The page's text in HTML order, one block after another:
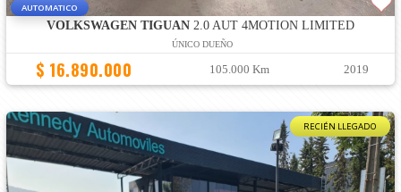
AUTOMATICO
VOLKSWAGEN TIGUAN2.0 AUT 4MOTION LIMITED
ÚNICO DUEÑO
$ 16.890.000 105.000 Km 2019
RECIÉN LLEGADO